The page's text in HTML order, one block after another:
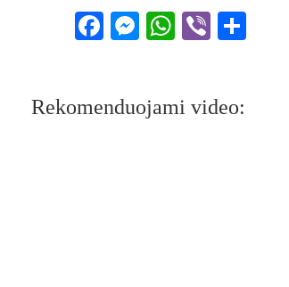
Facebook
Messenger
WhatsApp
Viber
Rekomenduojami video: